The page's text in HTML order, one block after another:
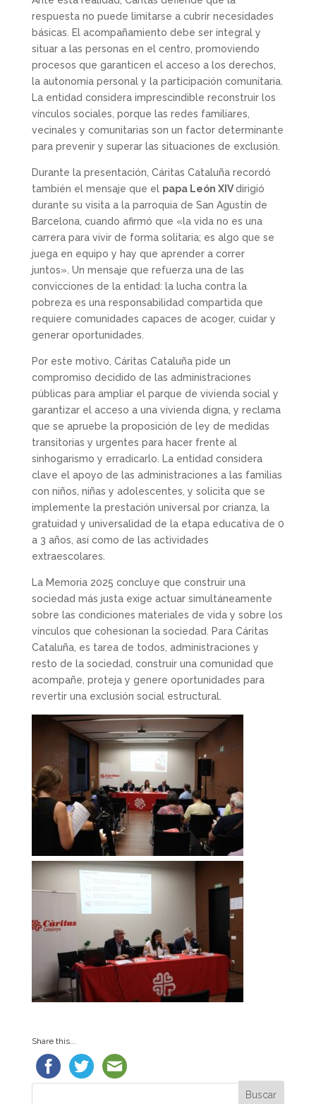
respuesta no puede limitarse a cubrir necesidades
básicas. El acompañamiento debe ser integral y
situar a las personas en el centro, promoviendo
procesos que garanticen el acceso a los derechos,
la autonomía personal y la participación comunitaria.
La entidad considera imprescindible reconstruir los
vínculos sociales, porque las redes familiares,
vecinales y comunitarias son un factor determinante
para prevenir y superar las situaciones de exclusión.
Durante la presentación, Cáritas Cataluña recordó
también el mensaje que el papa León XIVdirigió
durante su visita a la parroquia de San Agustín de
Barcelona, cuando afirmó que «la vida no es una
carrera para vivir de forma solitaria; es algo que se
juega en equipo y hay que aprender a correr
juntos». Un mensaje que refuerza una de las
convicciones de la entidad: la lucha contra la
pobreza es una responsabilidad compartida que
requiere comunidades capaces de acoger, cuidar y
generar oportunidades.
Por este motivo, Cáritas Cataluña pide un
compromiso decidido de las administraciones
públicas para ampliar el parque de vivienda social y
garantizar el acceso a una vivienda digna, y reclama
que se apruebe la proposición de ley de medidas
transitorias y urgentes para hacer frente al
sinhogarismo y erradicarlo. La entidad considera
clave el apoyo de las administraciones a las familias
con niños, niñas y adolescentes, y solicita que se
implemente la prestación universal por crianza, la
gratuidad y universalidad de la etapa educativa de 0
a 3 años, así como de las actividades
extraescolares.
La Memoria 2025 concluye que construir una
sociedad más justa exige actuar simultáneamente
sobre las condiciones materiales de vida y sobre los
vínculos que cohesionan la sociedad. Para Cáritas
Cataluña, es tarea de todos, administraciones y
resto de la sociedad, construir una comunidad que
acompañe, proteja y genere oportunidades para
revertir una exclusión social estructural.
Share this...